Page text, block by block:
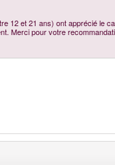
12 et 21 ans) ont apprécié
Merci pour votre